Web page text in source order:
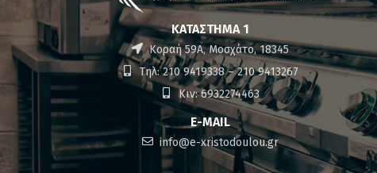
ΚΑΤΆΣΤΗΜΑ 1
Κοραή 59Α, Μοσχάτο, 18345
Τηλ: 210 9419338 – 210 9413267
Κιν: 6932274463
E-MAIL
info@e-xristodoulou.gr